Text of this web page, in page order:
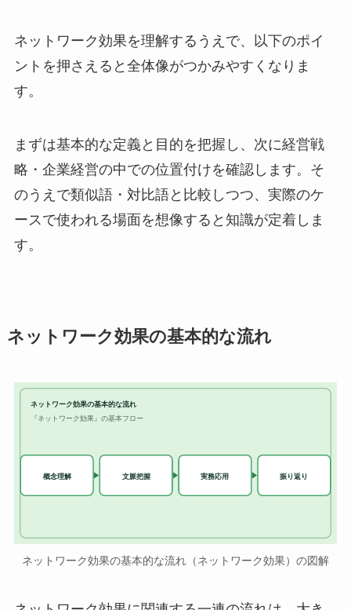
ネットワーク効果を理解するうえで、以下のポイ
ントを押さえると全体像がつかみやすくなりま
す。
まずは基本的な定義と目的を把握し、次に経営戦
略・企業経営の中での位置付けを確認します。そ
のうえで類似語・対比語と比較しつつ、実際のケ
ースで使われる場面を想像すると知識が定着しま
す。
ネットワーク効果の基本的な流れ
ネットワーク効果の基本的な流れ
『ネットワーク効果』の基本フロー
概念理解 文脈把握 実務応用 振り返り
ネットワーク効果の基本的な流れ（ネットワーク効果）の図解